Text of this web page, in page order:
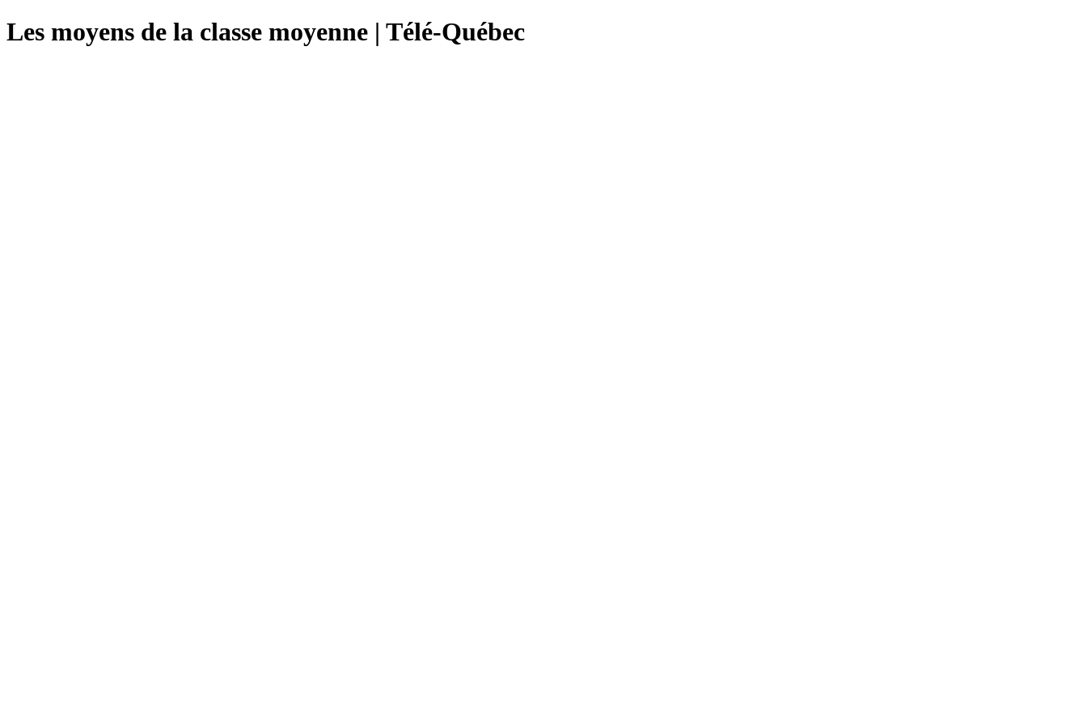
Les moyens de la classe moyenne | Télé-Québec